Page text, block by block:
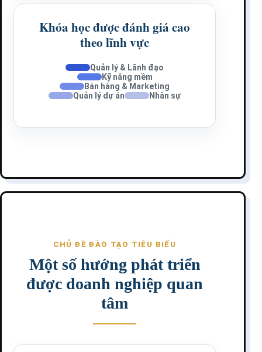
Khóa học được đánh giá cao
theo lĩnh vực
Quản lý & Lãnh đạo
Kỹ năng mềm
Bán hàng & Marketing
Quản lý dự án
Nhân sự
CHỦ ĐỀ ĐÀO TẠO TIÊU BIỂU
Một số hướng phát triển
được doanh nghiệp quan
tâm